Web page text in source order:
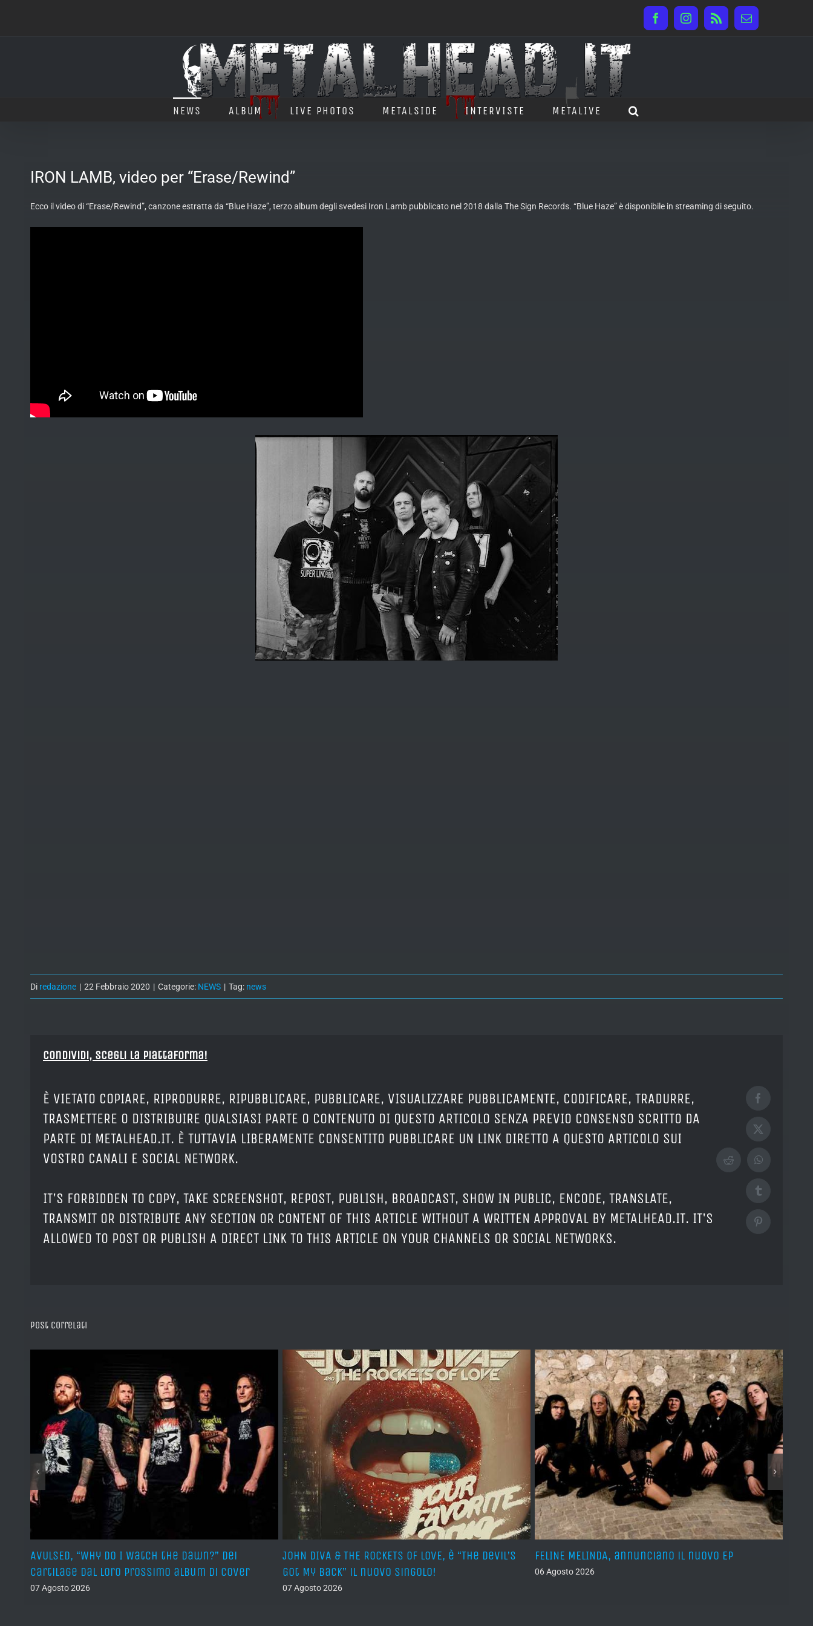
FacebookInstagram
Rss Email
NEWS ALBUM LIVE PHOTOS METALSIDE INTERVISTE METALIVE
IRON LAMB, video per “Erase/Rewind”
Ecco il video di “Erase/Rewind”, canzone estratta da “Blue Haze”, terzo album degli svedesi Iron Lamb pubblicato nel 2018 dalla The Sign Records. “Blue Haze” è disponibile in streaming di seguito.
Di redazione | 22 Febbraio 2020 | Categorie: NEWS | Tag: news
Condividi, Scegli la piattaforma!
È VIETATO COPIARE, RIPRODURRE, RIPUBBLICARE, PUBBLICARE, VISUALIZZARE PUBBLICAMENTE, CODIFICARE, TRADURRE,
TRASMETTERE O DISTRIBUIRE QUALSIASI PARTE O CONTENUTO DI QUESTO ARTICOLO SENZA PREVIO CONSENSO SCRITTO DA
PARTE DI METALHEAD.IT. È TUTTAVIA LIBERAMENTE CONSENTITO PUBBLICARE UN LINK DIRETTO A QUESTO ARTICOLO SUI
VOSTRO CANALI E SOCIAL NETWORK.
IT'S FORBIDDEN TO COPY, TAKE SCREENSHOT, REPOST, PUBLISH, BROADCAST, SHOW IN PUBLIC, ENCODE, TRANSLATE,
TRANSMIT OR DISTRIBUTE ANY SECTION OR CONTENT OF THIS ARTICLE WITHOUT A WRITTEN APPROVAL BY METALHEAD.IT. IT'S
ALLOWED TO POST OR PUBLISH A DIRECT LINK TO THIS ARTICLE ON YOUR CHANNELS OR SOCIAL NETWORKS.
Facebook
X
RedditWhatsApp
Tumblr
Pinterest
Post correlati
AVULSED, “Why Do I Watch the Dawn?” dei
Cartilage dal loro prossimo album di cover
07 Agosto 2026
JOHN DIVA & THE ROCKETS OF LOVE, è “The Devil’s
Got My Back” il nuovo singolo!
07 Agosto 2026
FELINE MELINDA, annunciano il nuovo EP
06 Agosto 2026